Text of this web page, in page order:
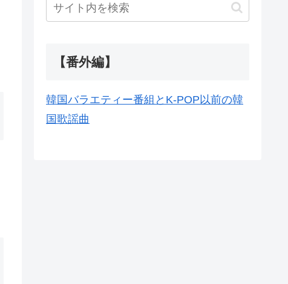
【番外編】
韓国バラエティー番組とK-POP以前の韓
国歌謡曲